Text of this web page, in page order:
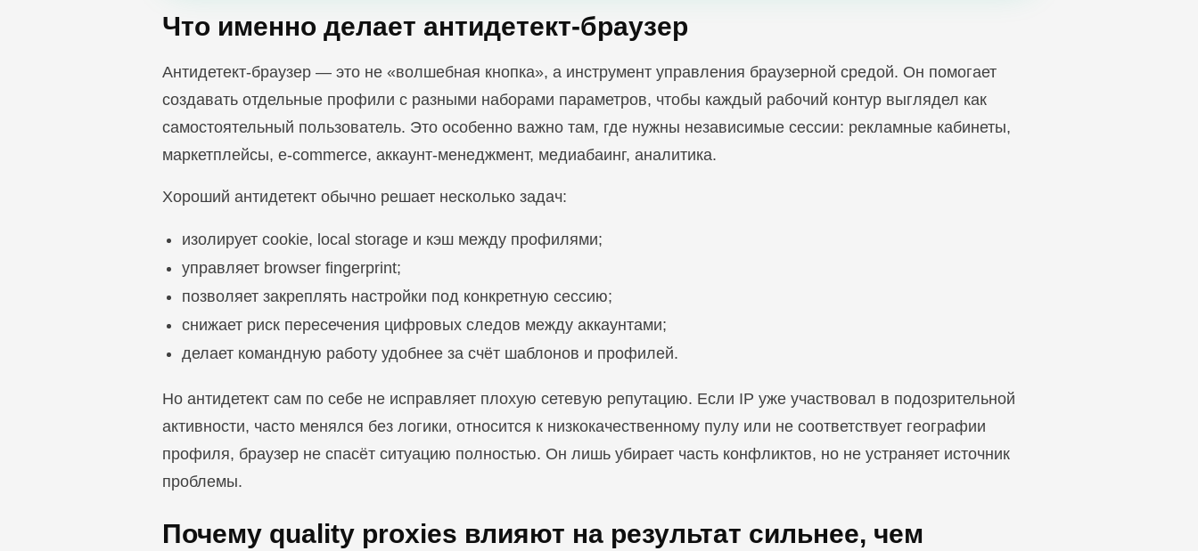
Что именно делает антидетект-браузер
Антидетект-браузер — это не «волшебная кнопка», а инструмент управления браузерной средой. Он помогает
создавать отдельные профили с разными наборами параметров, чтобы каждый рабочий контур выглядел как
самостоятельный пользователь. Это особенно важно там, где нужны независимые сессии: рекламные кабинеты,
маркетплейсы, e-commerce, аккаунт-менеджмент, медиабаинг, аналитика.
Хороший антидетект обычно решает несколько задач:
изолирует cookie, local storage и кэш между профилями;
управляет browser fingerprint;
позволяет закреплять настройки под конкретную сессию;
снижает риск пересечения цифровых следов между аккаунтами;
делает командную работу удобнее за счёт шаблонов и профилей.
Но антидетект сам по себе не исправляет плохую сетевую репутацию. Если IP уже участвовал в подозрительной
активности, часто менялся без логики, относится к низкокачественному пулу или не соответствует географии
профиля, браузер не спасёт ситуацию полностью. Он лишь убирает часть конфликтов, но не устраняет источник
проблемы.
Почему quality proxies влияют на результат сильнее, чем